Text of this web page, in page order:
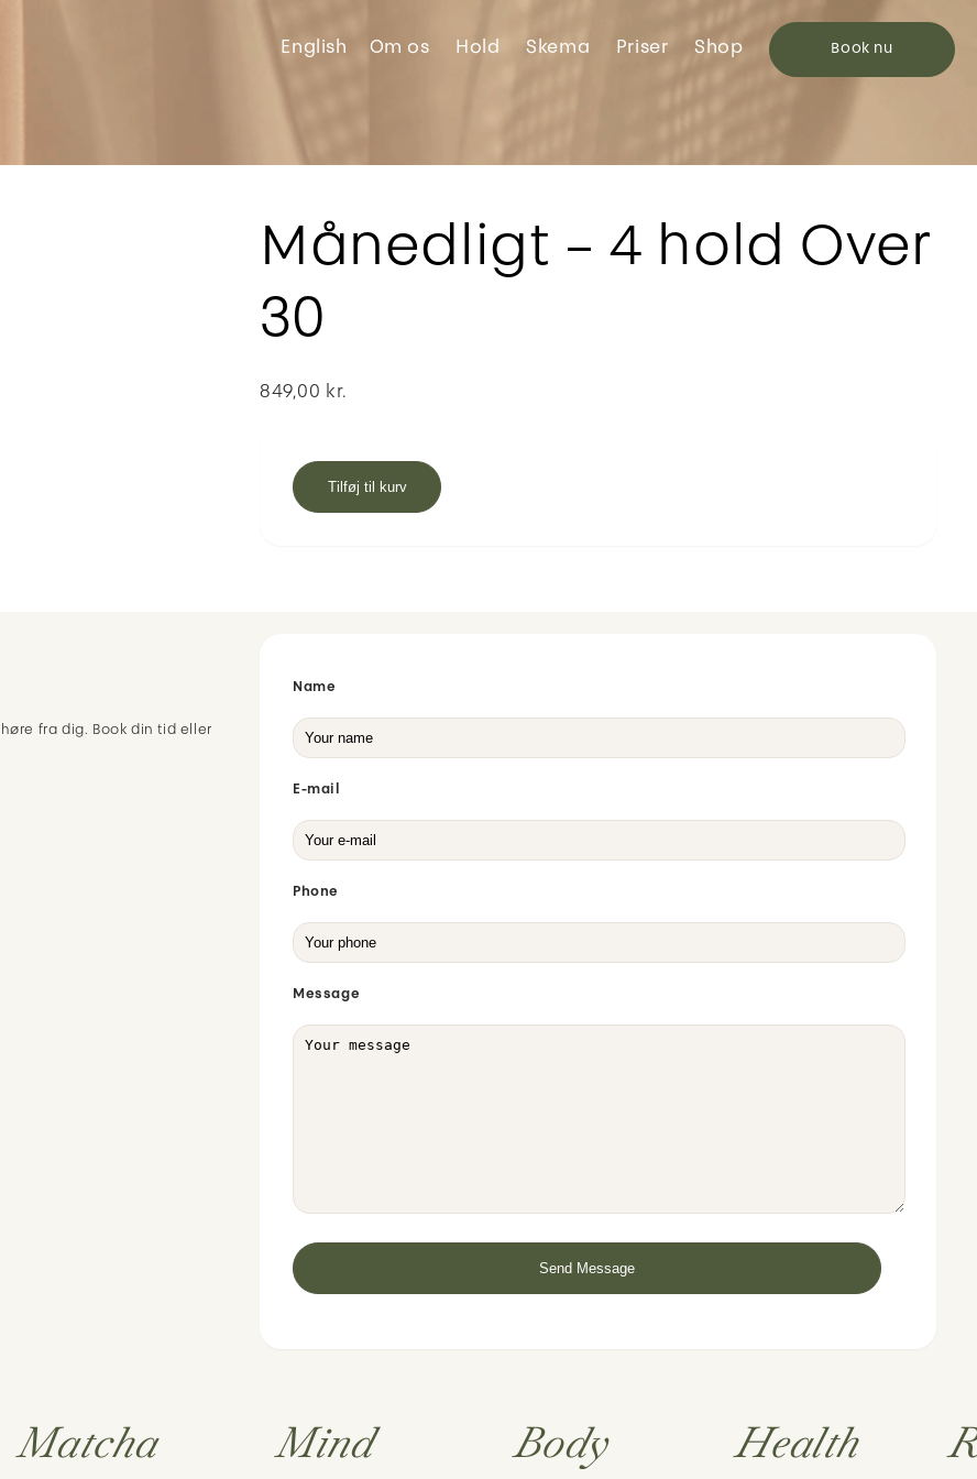
English Om os Hold Skema Priser Shop Book nu
Månedligt – 4 hold Over
30
849,00 kr.
Tilføj til kurv
fra dig. Book din tid eller
Name
E-mail
Phone
Message
Matcha Mind Body Health